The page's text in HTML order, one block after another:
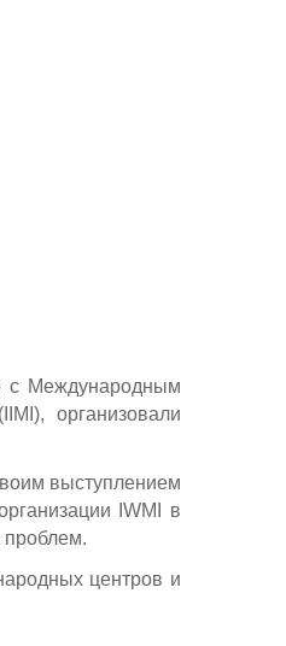
с Международным
организовали
выступлением
IWMI в
проблем.
центров и